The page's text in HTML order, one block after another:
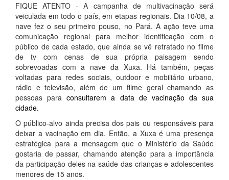
FIQUE ATENTO - A campanha de multivacinação será
veiculada em todo o país, em etapas regionais. Dia 10/08, a
nave fez o seu primeiro pouso, no Pará. A ação teve uma
comunicação regional para melhor identificação com o
público de cada estado, que ainda se vê retratado no filme
de tv com cenas de sua própria paisagem sendo
sobrevoadas com a nave da Xuxa. Há também, peças
voltadas para redes sociais, outdoor e mobiliário urbano,
rádio e televisão, além de um filme geral chamando as
pessoas paraconsultarem a data de vacinação da sua
cidade.
O público-alvo ainda precisa dos pais ou responsáveis para
deixar a vacinação em dia. Então, a Xuxa é uma presença
estratégica para a mensagem que o Ministério da Saúde
gostaria de passar, chamando atenção para a importância
da participação deles na saúde das crianças e adolescentes
menores de 15 anos.